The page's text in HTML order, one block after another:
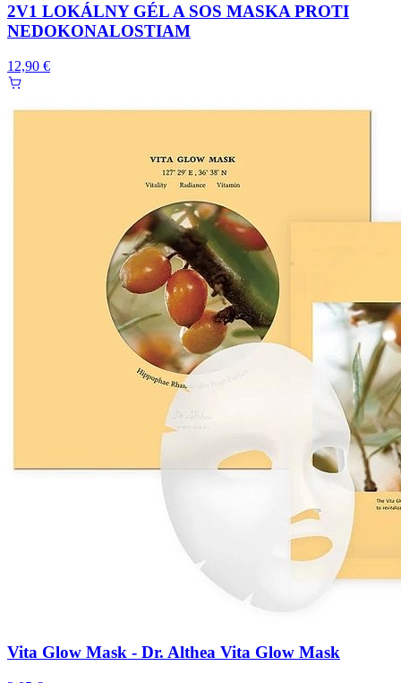
2V1 LOKÁLNY GÉL A SOS MASKA PROTI
NEDOKONALOSTIAM
12,90 €
Vita Glow Mask - Dr. Althea Vita Glow Mask